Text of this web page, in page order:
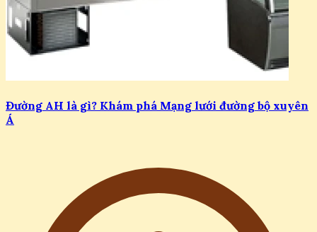
Đường AH là gì? Khám phá Mạng lưới đường bộ xuyên
Á